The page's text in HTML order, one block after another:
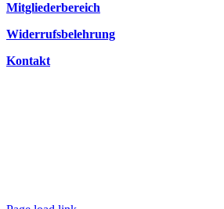
Mitgliederbereich
Widerrufsbelehrung
Kontakt